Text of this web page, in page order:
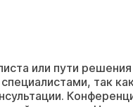
или пути решения
так